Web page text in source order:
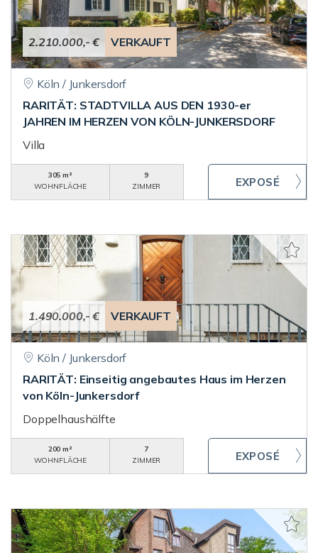
2.210.000,- € VERKAUFT
Köln / Junkersdorf
RARITÄT: STADTVILLA AUS DEN 1930-er
JAHREN IM HERZEN VON KÖLN-JUNKERSDORF
Villa
305 m²
WOHNFLÄCHE
9
ZIMMER
1.490.000,- € VERKAUFT
Köln / Junkersdorf
RARITÄT: Einseitig angebautes Haus im Herzen
von Köln-Junkersdorf
Doppelhaushälfte
200 m²
WOHNFLÄCHE
7
ZIMMER